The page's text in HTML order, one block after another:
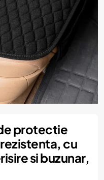
protectie
cu
si buzunar,